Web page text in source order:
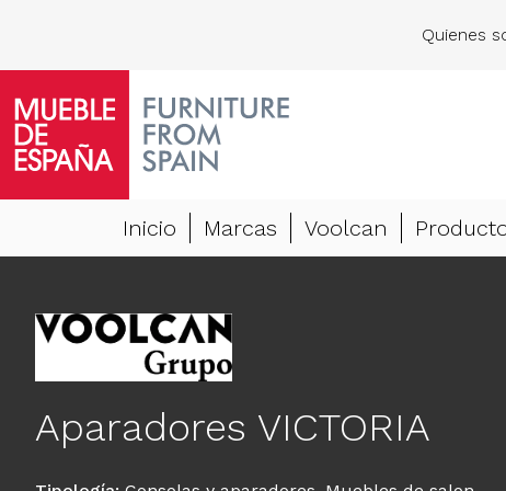
Quienes
Inicio Marcas Voolcan
Aparadores VICTORIA